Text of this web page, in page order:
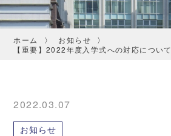
ホーム
お知らせ
【重要】2022年度入学式への対応について
2022.03.07
お知らせ